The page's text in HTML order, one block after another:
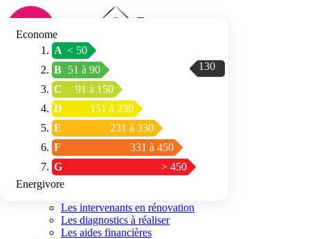
Connexion / Inscription
Trouver mon
espace conseil
Les intervenants en rénovation
Les diagnostics à réaliser
Les aides financières
Econome
A < 50
B 51 à 90
C
91 à 150
D
151 à 230
E
231 à 330
F
331 à 450
G
> 450
130
Energivore